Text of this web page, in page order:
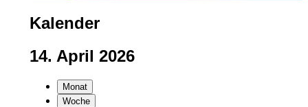
Kalender
14. April 2026
Monat
Woche